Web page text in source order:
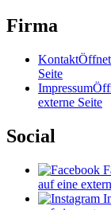
Firma
Kontakt
Seite
Impressum
externe Seite
Social
auf eine